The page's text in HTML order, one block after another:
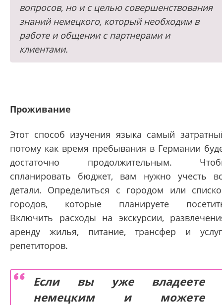
вопросов, но и с целью совершенствования
знаний немецкого, который необходим в
работе и общении с партнерами и
клиентами.
Проживание
Этот способ изучения языка самый
потому как время пребывания в Германии
достаточно продолжительным.
спланировать бюджет, вам нужно учесть
детали. Определиться с городом или
городов, которые планируете
Включить расходы на экскурсии,
аренду жилья, питание, трансфер и
репетиторов.
Если вы уже владеете
немецким и можете